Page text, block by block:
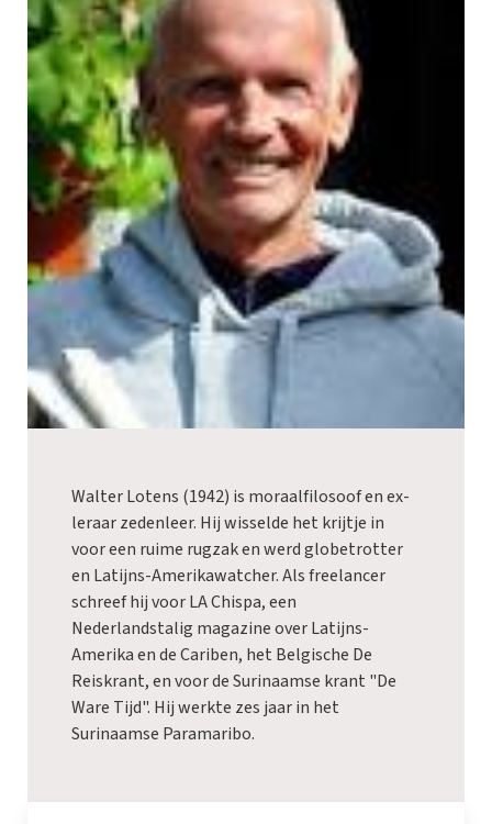
Walter Lotens (1942) is moraalfilosoof en ex-
leraar zedenleer. Hij wisselde het krijtje in
voor een ruime rugzak en werd globetrotter
en Latijns-Amerikawatcher. Als freelancer
schreef hij voor LA Chispa, een
Nederlandstalig magazine over Latijns-
Amerika en de Cariben, het Belgische De
Reiskrant, en voor de Surinaamse krant "De
Ware Tijd". Hij werkte zes jaar in het
Surinaamse Paramaribo.